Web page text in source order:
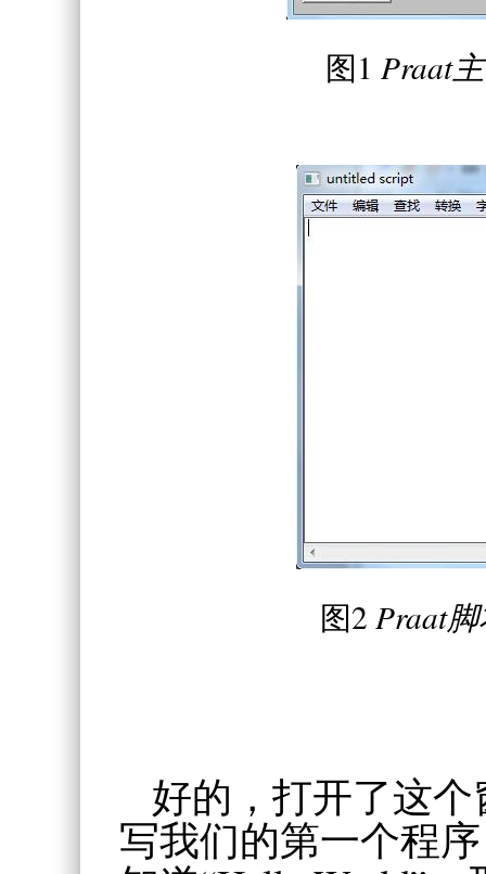
图1 Praat
图2 Praat
好的，打开了这
写我们的第一个程